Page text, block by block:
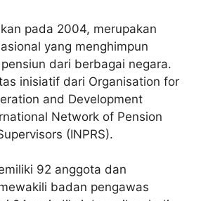
pada 2004, merupakan
yang menghimpun
dari berbagai negara.
inisiatif dari Organisation for
and Development
Network of Pension
(INPRS).
92 anggota dan
badan pengawas